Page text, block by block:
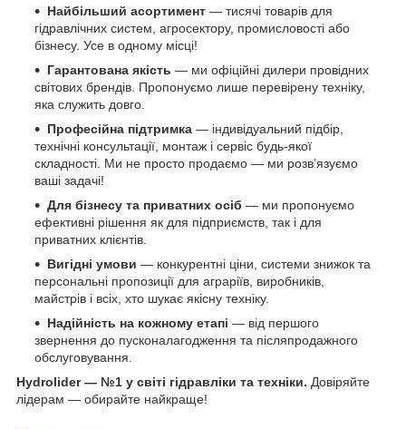
Найбільший асортимент — тисячі товарів для
гідравлічних систем, агросектору, промисловості або
бізнесу. Усе в одному місці!
Гарантована якість — ми офіційні дилери провідних
світових брендів. Пропонуємо лише перевірену техніку,
яка служить довго.
Професійна підтримка — індивідуальний підбір,
технічні консультації, монтаж і сервіс будь-якої
складності. Ми не просто продаємо — ми розв’язуємо
ваші задачі!
Для бізнесу та приватних осіб — ми пропонуємо
ефективні рішення як для підприємств, так і для
приватних клієнтів.
Вигідні умови — конкурентні ціни, системи знижок та
персональні пропозиції для аграріїв, виробників,
майстрів і всіх, хто шукає якісну техніку.
Надійність на кожному етапі — від першого
звернення до пусконалагодження та післяпродажного
обслуговування.
Hydrolider — №1 у світі гідравліки та техніки. Довіряйте
лідерам — обирайте найкраще!